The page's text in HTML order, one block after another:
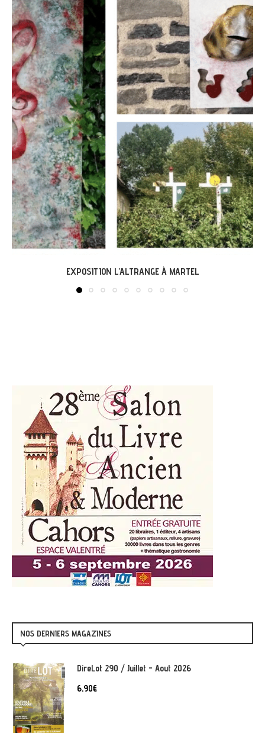
LABASTIDE-DU-VERT : EXPO « ARBONIRISME »
NOS DERNIERS MAGAZINES
DireLot 290 / Juillet - Aout 2026
6,90€